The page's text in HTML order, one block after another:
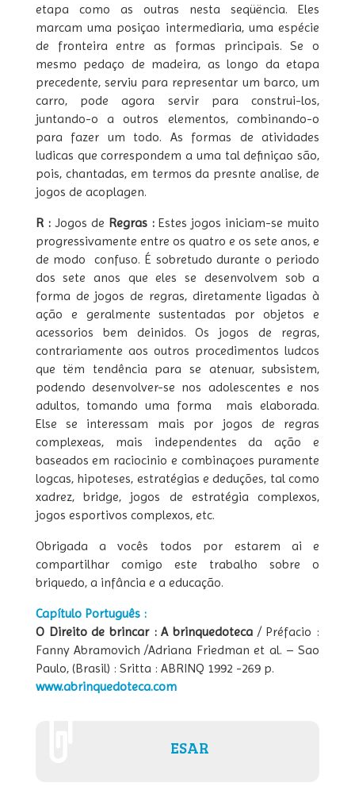
etapa como as outras nesta seqüëncia. Eles
marcam uma posiçao intermediaria, uma espécie
de fronteira entre as formas principais. Se o
mesmo pedaço de madeira, as longo da etapa
precedente, serviu para representar um barco, um
carro, pode agora servir para construi-los,
juntando-o a outros elementos, combinando-o
para fazer um todo. As formas de atividades
ludicas que correspondem a uma tal definiçao são,
pois, chantadas, em termos da presnte analise, de
jogos de acoplagen.
R : Jogos de Regras : Estes jogos iniciam-se muito
progressivamente entre os quatro e os sete anos, e
de modo confuso. É sobretudo durante o periodo
dos sete anos que eles se desenvolvem sob a
forma de jogos de regras, diretamente ligadas à
ação e geralmente sustentadas por objetos e
acessorios bem deinidos. Os jogos de regras,
contrariamente aos outros procedimentos ludcos
que tëm tendência para se atenuar, subsistem,
podendo desenvolver-se nos adolescentes e nos
adultos, tomando uma forma mais elaborada.
Else se interessam mais por jogos de regras
complexeas, mais independentes da ação e
baseados em raciocinio e combinaçoes puramente
logcas, hipoteses, estratégias e deduções, tal como
xadrez, bridge, jogos de estratégia complexos,
jogos esportivos complexos, etc.
Obrigada a vocês todos por estarem ai e
compartilhar comigo este trabalho sobre o
briquedo, a infância e a educação.
Capítulo Português :
O Direito de brincar : A brinquedoteca / Préfacio :
Fanny Abramovich /Adriana Friedman et al. – Sao
Paulo, (Brasil) : Sritta : ABRINQ 1992 -269 p.
www.abrinquedoteca.com
ESAR